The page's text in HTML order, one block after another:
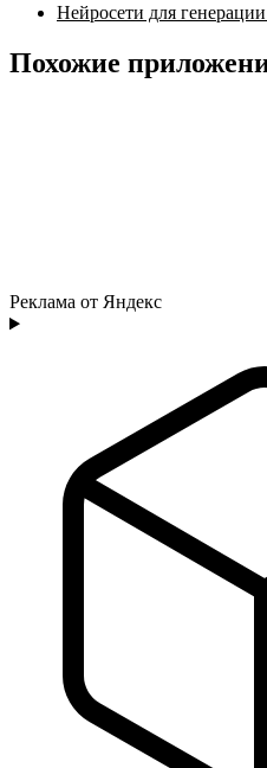
Нейросети для
Похожие
Реклама от Яндекс